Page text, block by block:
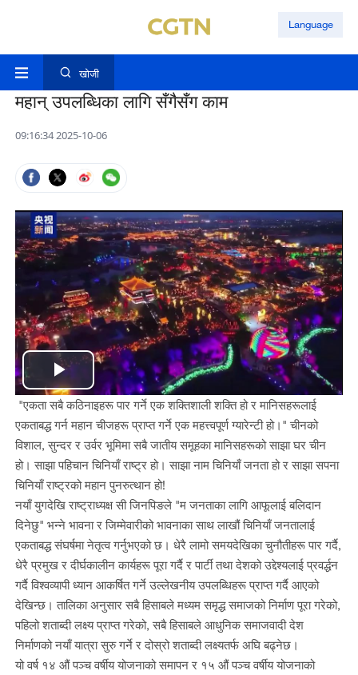
Language
खोजी
महान् उपलब्धिका लागि सँगैसँग काम
09:16:34 2025-10-06
Play
Video
"एकता सबै कठिनाइहरू पार गर्ने एक शक्तिशाली शक्ति हो र मानिसहरूलाई
एकताबद्ध गर्न महान चीजहरू प्राप्त गर्ने एक महत्त्वपूर्ण ग्यारेन्टी हो।" चीनको
विशाल, सुन्दर र उर्वर भूमिमा सबै जातीय समूहका मानिसहरूको साझा घर चीन
हो। साझा पहिचान चिनियाँ राष्ट्र हो। साझा नाम चिनियाँ जनता हो र साझा सपना
चिनियाँ राष्ट्रको महान पुनरुत्थान हो!
नयाँ युगदेखि राष्ट्राध्यक्ष सी जिनपिङले "म जनताका लागि आफूलाई बलिदान
दिनेछु" भन्ने भावना र जिम्मेवारीको भावनाका साथ लाखौं चिनियाँ जनतालाई
एकताबद्ध संघर्षमा नेतृत्व गर्नुभएको छ। धेरै लामो समयदेखिका चुनौतीहरू पार गर्दै,
धेरै प्रमुख र दीर्घकालीन कार्यहरू पूरा गर्दै र पार्टी तथा देशको उद्देश्यलाई प्रवर्द्धन
गर्दै विश्वव्यापी ध्यान आकर्षित गर्ने उल्लेखनीय उपलब्धिहरू प्राप्त गर्दै आएको
देखिन्छ। तालिका अनुसार सबै हिसाबले मध्यम समृद्ध समाजको निर्माण पूरा गरेको,
पहिलो शताब्दी लक्ष्य प्राप्त गरेको, सबै हिसाबले आधुनिक समाजवादी देश
निर्माणको नयाँ यात्रा सुरु गर्ने र दोस्रो शताब्दी लक्ष्यतर्फ अघि बढ्नेछ।
यो वर्ष १४ औं पञ्च वर्षीय योजनाको समापन र १५ औं पञ्च वर्षीय योजनाको